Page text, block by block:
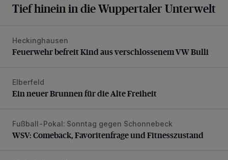
Tief hinein in die Wuppertaler Unterwelt
Feuerwehr befreit Kind aus verschlossenem VW Bulli
Heckinghausen
Feuerwehr befreit Kind aus verschlossenem VW Bulli
Ein neuer Brunnen für die Alte Freiheit
Elberfeld
Ein neuer Brunnen für die Alte Freiheit
WSV: Comeback, Favoritenfrage und Fitnesszustand
Fußball-Pokal: Sonntag gegen Schonnebeck
WSV: Comeback, Favoritenfrage und Fitnesszustand